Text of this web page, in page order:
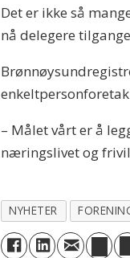
Det er ikke så
nå delegere
– Målet vårt er å
næringslivet og
NYHETER